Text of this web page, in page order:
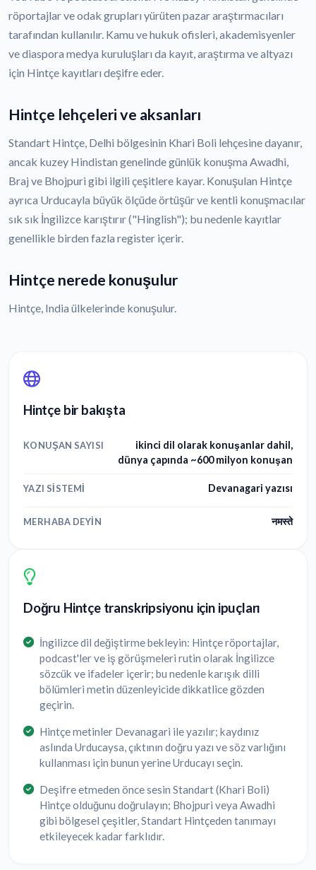
röportajlar ve odak grupları yürüten pazar araştırmacıları
tarafından kullanılır. Kamu ve hukuk ofisleri, akademisyenler
ve diaspora medya kuruluşları da kayıt, araştırma ve altyazı
için Hintçe kayıtları deşifre eder.
Hintçe lehçeleri ve aksanları
Standart Hintçe, Delhi bölgesinin Khari Boli lehçesine dayanır,
ancak kuzey Hindistan genelinde günlük konuşma Awadhi,
Braj ve Bhojpuri gibi ilgili çeşitlere kayar. Konuşulan Hintçe
ayrıca Urducayla büyük ölçüde örtüşür ve kentli konuşmacılar
sık sık İngilizce karıştırır ("Hinglish"); bu nedenle kayıtlar
genellikle birden fazla register içerir.
Hintçe nerede konuşulur
Hintçe, India ülkelerinde konuşulur.
Hintçe bir bakışta
KONUŞAN SAYISI
ikinci dil olarak konuşanlar dahil,
dünya çapında ~600 milyon konuşan
YAZI SISTEMI Devanagari yazısı
MERHABA DEYIN नमस्ते
Doğru Hintçe transkripsiyonu için ipuçları
İngilizce dil değiştirme bekleyin: Hintçe röportajlar,
podcast'ler ve iş görüşmeleri rutin olarak İngilizce
sözcük ve ifadeler içerir; bu nedenle karışık dilli
bölümleri metin düzenleyicide dikkatlice gözden
geçirin.
Hintçe metinler Devanagari ile yazılır; kaydınız
aslında Urducaysa, çıktının doğru yazı ve söz varlığını
kullanması için bunun yerine Urducayı seçin.
Deşifre etmeden önce sesin Standart (Khari Boli)
Hintçe olduğunu doğrulayın; Bhojpuri veya Awadhi
gibi bölgesel çeşitler, Standart Hintçeden tanımayı
etkileyecek kadar farklıdır.